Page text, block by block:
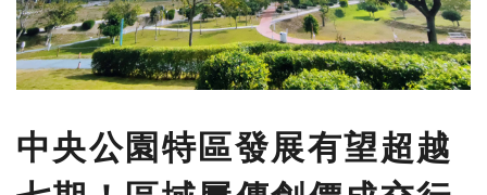
中央公園特區發展有望超越